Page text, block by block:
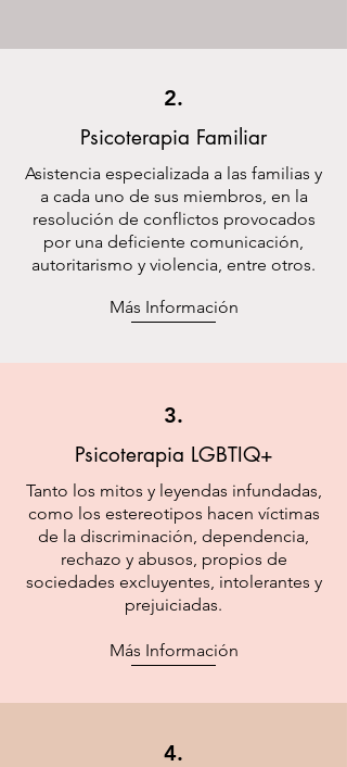
2.
Psicoterapia Familiar
Asistencia especializada a las familias y
a cada uno de sus miembros, en la
resolución de conflictos provocados
por una deficiente comunicación,
autoritarismo y violencia, entre otros.
Más Información
3.
Psicoterapia LGBTIQ+
Tanto los mitos y leyendas infundadas,
como los estereotipos hacen víctimas
de la discriminación, dependencia,
rechazo y abusos, propios de
sociedades excluyentes, intolerantes y
prejuiciadas.
Más Información
4.